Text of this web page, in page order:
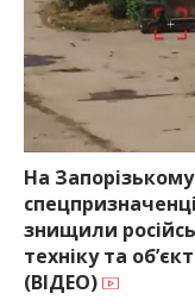
На
знищили
техніку та
(ВІДЕО)